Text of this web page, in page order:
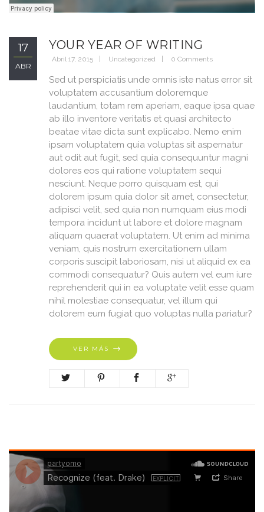
17
ABR
YOUR YEAR OF WRITING
Abril 17, 2015 Uncategorized 0 Comments
Sed ut perspiciatis unde omnis iste natus error sit
voluptatem accusantium doloremque
laudantium, totam rem aperiam, eaque ipsa quae
ab illo inventore veritatis et quasi architecto
beatae vitae dicta sunt explicabo. Nemo enim
ipsam voluptatem quia voluptas sit aspernatur
aut odit aut fugit, sed quia consequuntur magni
dolores eos qui ratione voluptatem sequi
nesciunt. Neque porro quisquam est, qui
dolorem ipsum quia dolor sit amet, consectetur,
adipisci velit, sed quia non numquam eius modi
tempora incidunt ut labore et dolore magnam
aliquam quaerat voluptatem. Ut enim ad minima
veniam, quis nostrum exercitationem ullam
corporis suscipit laboriosam, nisi ut aliquid ex ea
commodi consequatur? Quis autem vel eum iure
reprehenderit qui in ea voluptate velit esse quam
nihil molestiae consequatur, vel illum qui
dolorem eum fugiat quo voluptas nulla pariatur?
VER MÁS